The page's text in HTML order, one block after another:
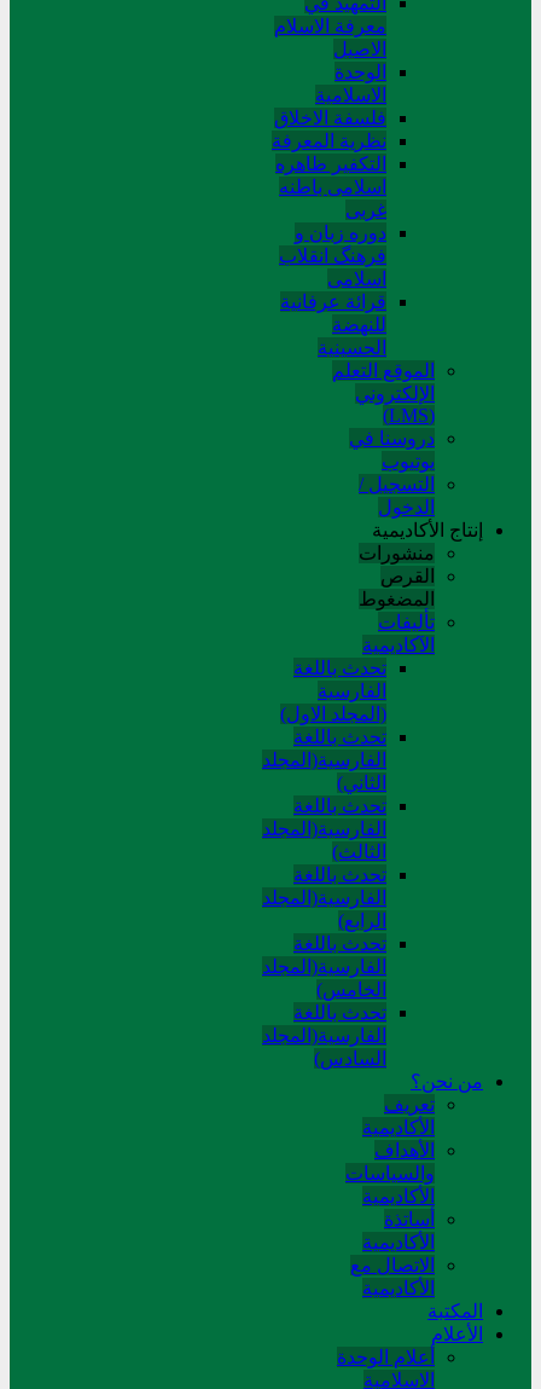
معرفة الاسلام
الاصیل
الوحدة
الاسلامیة
فلسفة الاخلاق
نظریة المعرفة
التکفیر ظاهره
اسلامی باطنه
غربی
دوره زبان و
فرهنگ انقلاب
اسلامی
قرائة عرفانیة
للنهضة
الحسینیة
الموقع التعلم
الإلکتروني
(LMS)
دروسنا في
يوتيوب
التسجيل /
الدخول
إنتاج الأكاديمية
منشورات
القرص
المضغوط
تألیفات
الآکادیمیة
تحدث باللغة
الفارسية
(المجلد الاول)
تحدث باللغة
الفارسية(المجلد
الثاني)
تحدث باللغة
الفارسية(المجلد
الثالث)
تحدث باللغة
الفارسية(المجلد
الرابع)
تحدث باللغة
الفارسية(المجلد
الخامس)
تحدث باللغة
الفارسية(المجلد
السادس)
من نحن؟
تعريف
الأكاديمية
الأهداف
والسياسات
الأكاديمية
أساتذة
الأكاديمية
الاتصال مع
الأكاديمية
المکتبة
الأعلام
أعلام الوحدة
الاسلامية